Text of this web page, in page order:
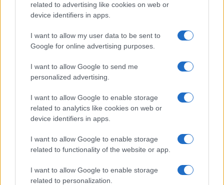
related to advertising like cookies on web or
device identifiers in apps.
I want to allow my user data to be sent to
Google for online advertising purposes.
I want to allow Google to send me
personalized advertising.
I want to allow Google to enable storage
related to analytics like cookies on web or
device identifiers in apps.
I want to allow Google to enable storage
related to functionality of the website or app.
I want to allow Google to enable storage
related to personalization.
Edoardo Vitali · 8 Ago 2026
Manutenzione stradale: i piani di Milano e della Regione
Emilia-Romagna per il 2026-2027